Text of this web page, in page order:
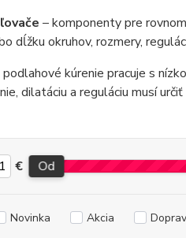
– komponenty pre
dĺžku okruhov, rozmery,
podlahové kúrenie pracuje s
dilatáciu a reguláciu musí
€ Od
Novinka Akcia